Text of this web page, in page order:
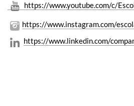
https://www.youtube.com/c/
https://www.instagram.com/
https://www.linkedin.com/